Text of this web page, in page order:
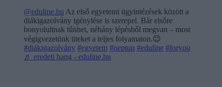
@eduline.hu Az első egyetemi ügyintézések között a
diákigazolvány igénylése is szerepel. Bár elsőre
bonyolultnak tűnhet, néhány lépésből megvan – most
végigvezetünk titeket a teljes folyamaton.😉
#diákigazolvány #egyetem #neptun #eduline #foryou
♬ eredeti hang - eduline.hu